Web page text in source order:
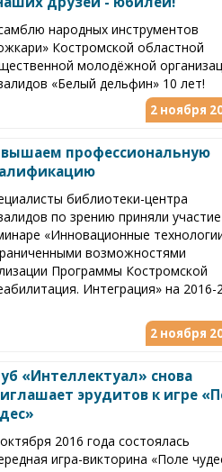
народных инструментов
Костромской областной
молодёжной
«Белый дельфин» 10 лет!
2 ноября
профессиональную
библиотеки-центра
по зрению приняли
«Инновационные
возможностями
Программы Костромской
Интеграция» на 2016-
2 ноября
«Интеллектуал» снова
эрудитов к игре
2016 года состоялась
игра-викторина «Поле